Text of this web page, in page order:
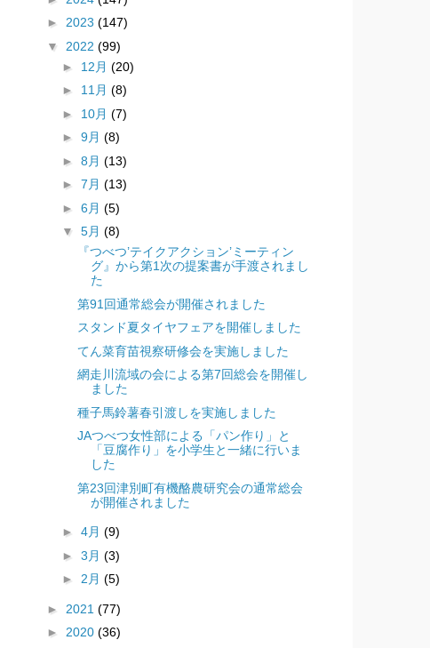
► 2023 (147)
▼ 2022 (99)
► 12月 (20)
► 11月 (8)
► 10月 (7)
► 9月 (8)
► 8月 (13)
► 7月 (13)
► 6月 (5)
▼ 5月 (8)
『つべつ’テイクアクション’ミーティン
グ』から第1次の提案書が手渡されまし
た
第91回通常総会が開催されました
スタンド夏タイヤフェアを開催しました
てん菜育苗視察研修会を実施しました
網走川流域の会による第7回総会を開催し
ました
種子馬鈴薯春引渡しを実施しました
JAつべつ女性部による「パン作り」と
「豆腐作り」を小学生と一緒に行いま
した
第23回津別町有機酪農研究会の通常総会
が開催されました
► 4月 (9)
► 3月 (3)
► 2月 (5)
► 2021 (77)
► 2020 (36)